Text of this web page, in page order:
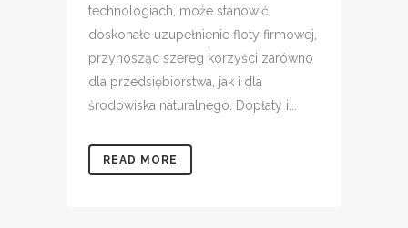
technologiach, może stanowić
doskonałe uzupełnienie floty firmowej,
przynosząc szereg korzyści zarówno
dla przedsiębiorstwa, jak i dla
środowiska naturalnego. Dopłaty i...
READ MORE